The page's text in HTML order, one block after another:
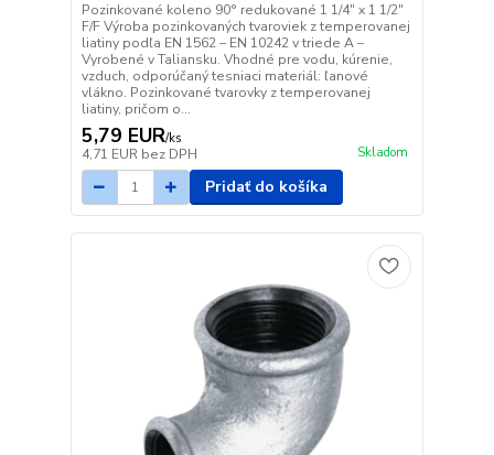
Pozinkované koleno 90° redukované 1 1/4" x 1 1/2"
F/F Výroba pozinkovaných tvaroviek z temperovanej
liatiny podľa EN 1562 – EN 10242 v triede A –
Vyrobené v Taliansku. Vhodné pre vodu, kúrenie,
vzduch, odporúčaný tesniaci materiál: ľanové
vlákno. Pozinkované tvarovky z temperovanej
liatiny, pričom o...
5,79 EUR/ks
4,71 EUR bez DPH Skladom
Pridať do košíka